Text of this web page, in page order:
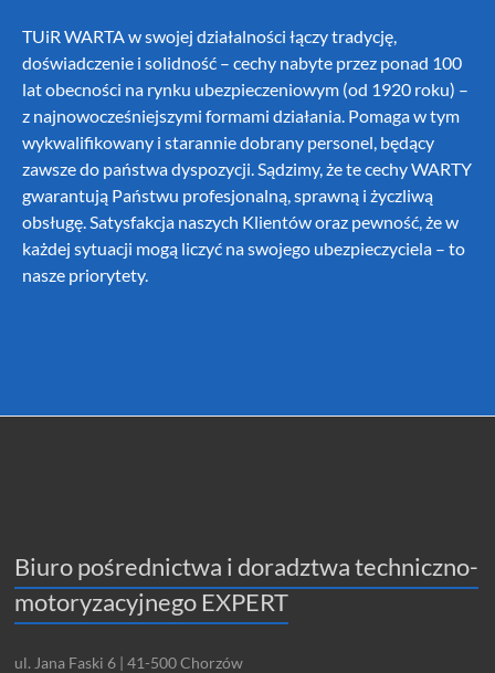
TUiR WARTA w swojej działalności łączy tradycję,
doświadczenie i solidność – cechy nabyte przez ponad 100
lat obecności na rynku ubezpieczeniowym (od 1920 roku) –
z najnowocześniejszymi formami działania. Pomaga w tym
wykwalifikowany i starannie dobrany personel, będący
zawsze do państwa dyspozycji. Sądzimy, że te cechy WARTY
gwarantują Państwu profesjonalną, sprawną i życzliwą
obsługę. Satysfakcja naszych Klientów oraz pewność, że w
każdej sytuacji mogą liczyć na swojego ubezpieczyciela – to
nasze priorytety.
Biuro pośrednictwa i doradztwa techniczno-
motoryzacyjnego EXPERT
ul. Jana Faski 6 | 41-500 Chorzów